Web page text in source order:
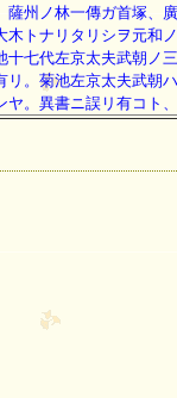
薩州ノ林一傳ガ首塚、
トナリタリシヲ元和
十七代左京太夫武朝ノ
リ。菊池左京太夫武朝
ヤ。異書ニ誤リ有コト